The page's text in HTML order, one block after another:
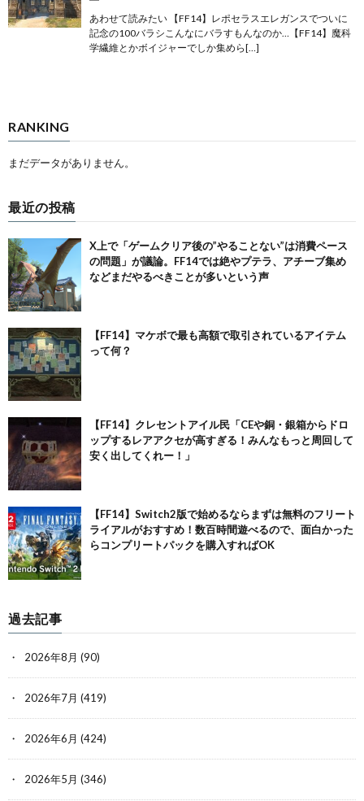
あわせて読みたい 【FF14】レポセラスエレガンスでついに
記念の100バラシこんなにバラすもんなのか…【FF14】魔科
学繊維とかボイジャーでしか集めら[…]
RANKING
まだデータがありません。
最近の投稿
X上で「ゲームクリア後の”やることない”は消費ペース
の問題」が議論。FF14では絶やプテラ、アチーブ集め
などまだやるべきことが多いという声
【FF14】マケボで最も高額で取引されているアイテム
って何？
【FF14】クレセントアイル民「CEや銅・銀箱からドロ
ップするレアアクセが高すぎる！みんなもっと周回して
安く出してくれー！」
【FF14】Switch2版で始めるならまずは無料のフリート
ライアルがおすすめ！数百時間遊べるので、面白かった
らコンプリートパックを購入すればOK
過去記事
2026年8月 (90)
2026年7月 (419)
2026年6月 (424)
2026年5月 (346)